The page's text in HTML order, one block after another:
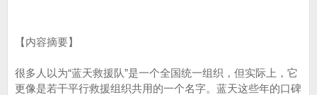
【内容摘要】
很多人以为“蓝天救援队”是一个全国统一组织，但实际上，它
更像是若干平行救援组织共用的一个名字。蓝天这些年的口碑